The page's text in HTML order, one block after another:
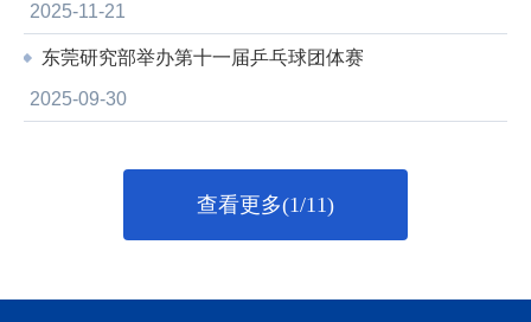
2025-11-21
东莞研究部举办第十一届乒乓球团体赛
2025-09-30
查看更多(1/11)